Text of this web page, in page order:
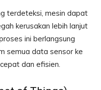
terdeteksi, mesin dapat
kerusakan lebih lanjut
ini berlangsung
semua data sensor ke
dan efisien.